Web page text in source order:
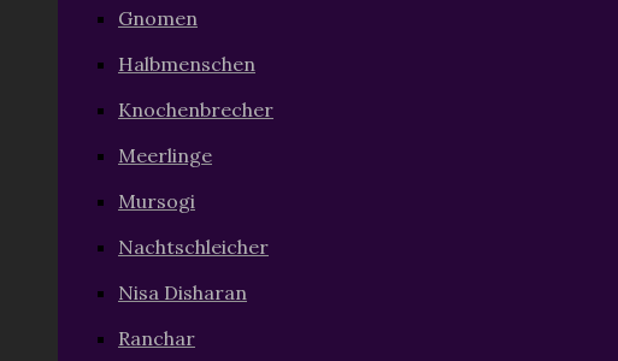
Gnomen
Halbmenschen
Knochenbrecher
Meerlinge
Mursogi
Nachtschleicher
Nisa Disharan
Ranchar